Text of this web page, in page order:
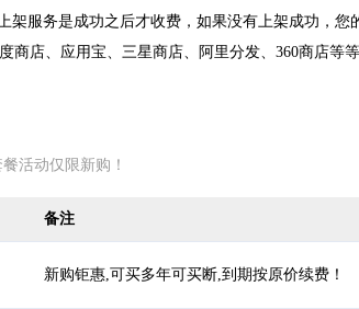
架服务是成功之后才收费，如果没有上架成功，您
店、应用宝、三星商店、阿里分发、360商店等等
活动仅限新购！
备注
新购钜惠,可买多年可买断,到期按原价续费！